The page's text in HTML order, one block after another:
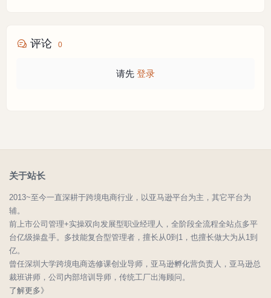
评论 0
请先 登录
关于站长
2013~至今一直深耕于跨境电商行业，以亚马逊平台为主，其它平台为
辅。
前上市公司管理+实操双向发展型职业经理人，全阶段全流程全站点多平
台亿级操盘手。多技能复合型管理者，擅长从0到1，也擅长做大为从1到
亿。
曾任深圳大学跨境电商选修课创业导师，亚马逊孵化营负责人，亚马逊总
裁班讲师，公司内部培训导师，传统工厂出海顾问。
了解更多》